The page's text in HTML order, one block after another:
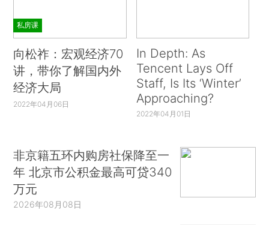
私房课
向松祚：宏观经济70
讲，带你了解国内外
经济大局
2022年04月06日
In Depth: As
Tencent Lays Off
Staff, Is Its ‘Winter’
Approaching?
2022年04月01日
非京籍五环内购房社保降至一
年 北京市公积金最高可贷340
万元
2026年08月08日